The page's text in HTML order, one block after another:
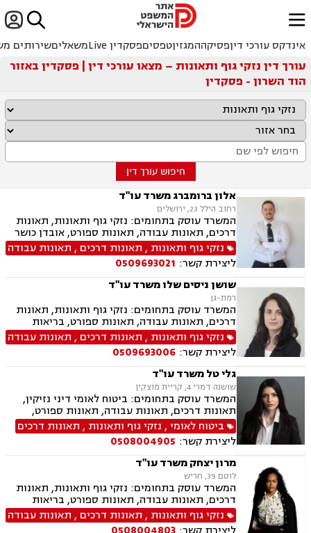

ﱐ
אינדקס עורכי דיןפסיקההמגזיןטפסיםפסקדין Live משאליםשירותים
עורך דין נזקי גוף ותאונות – מצאו עורכי דין | פסקדין באזור
הוד השרון - פסקדין
חיפוש עורך דין
אלון ברומברג משרד עו"ד
רחוב הילל 23, ירושלים
המשרד עוסק בתחומים: נזקי גוף ותאונות, תאונות
דרכים, תאונות עבודה, תאונות ספורט, אובדן כושר
עבודה, תאונות תלמידים, רשלנות רפואית, רשלנות
רפואית- הריון ולידה, ביטוח לאומי
נזקי גוף ותאונות , תאונות דרכים , תאונות עבודה
ליצירת קשר: 0509693021
שושן ניסים שלו משרד עו"ד
רמת-גן
המשרד עוסק בתחומים: נזקי גוף ותאונות, תאונות
דרכים, תאונות עבודה, תאונות ספורט, בריאות
הנפש, אובדן כושר עבודה, תאונות תלמידים, תאונות
עקב רשלנות, רשלנות רפואית, רשלנות רפואית-
הריון ולידה, רשלנות רפואית - רפואת שיניים, ביטוח
לאומי
נזקי גוף ותאונות , תאונות דרכים , תאונות עבודה
ליצירת קשר: 0509693006
גלי טל משרד עו"ד
שושנה דמרי 4, קריית מוצקין
המשרד עוסק בתחומים: ביטוח לאומי דיני נזיקין,
תאונות דרכים, תאונות עבודה, תאונות ספורט,
בריאות הנפש אובדן כושר עבודה, תאונות תלמידים,
תאונות עקב רשלנות, צבא ומשרד הביטחון.
ביטוח לאומי, נזקי גוף ותאונות , תאונות דרכים
ליצירת קשר: 0508004905
מרון יצחק משרד עו"ד
לוטם 39, חריש
המשרד עוסק בתחומים: נזקי גוף ותאונות, תאונות
דרכים, תאונות עבודה, תאונות ספורט, בריאות
הנפש, אובדן כושר עבודה תאונות תלמידים, תאונות
עקב רשלנות, רשלנות רפואית, רשלנות רפואית הריון
נזקי גוף ותאונות , תאונות דרכים , תאונות עבודה